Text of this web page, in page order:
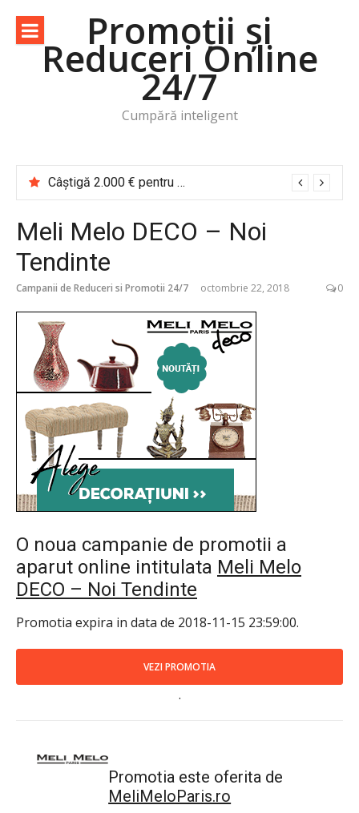
conținut
Promoții și
Reduceri Online
24/7
Cumpără inteligent
Câștigă 2.000 € pentru o vacanță de cititor Cărțile te trimit în călătorie
Meli Melo DECO – Noi
Tendinte
Campanii de Reduceri si Promotii 24/7 octombrie 22, 2018 0
O noua campanie de promotii a
aparut online intitulata Meli Melo
DECO – Noi Tendinte
Promotia expira in data de 2018-11-15 23:59:00.
VEZI PROMOTIA
.
Promotia este oferita de
MeliMeloParis.ro